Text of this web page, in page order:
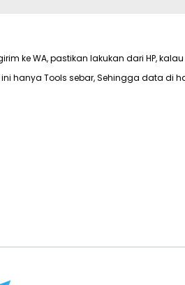
ke WA, pastikan lakukan dari HP,
hanya Tools sebar, Sehingga data di